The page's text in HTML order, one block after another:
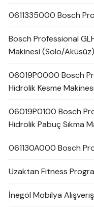
0611335000 Bosch
Bosch Professional
Makinesi (Solo/
06019P0000 Bosch
Hidrolik Kesme
06019P0100 Bosch
Hidrolik Pabuç Sıkma
061130A000 Bosch
Uzaktan Fitness
İnegöl Mobilya